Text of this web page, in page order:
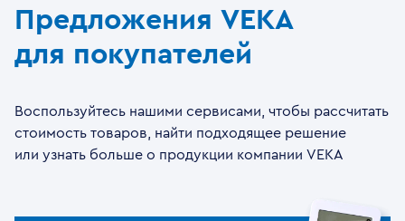
Предложения VEKA
для покупателей
Воспользуйтесь нашими сервисами, чтобы рассчитать
стоимость товаров, найти подходящее решение
или узнать больше о продукции компании VEKA